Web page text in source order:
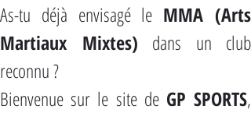
As-tu déjà envisagé le MMA (Arts
Martiaux Mixtes) dans un club
reconnu ?
Bienvenue sur le site de GP SPORTS,